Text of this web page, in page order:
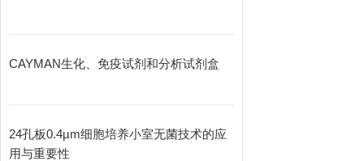
CAYMAN生化、免疫试剂和分析试剂盒
24孔板0.4µm细胞培养小室无菌技术的应
用与重要性